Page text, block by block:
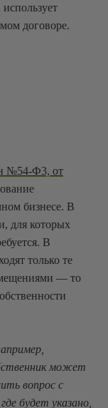
договоре.
№54-Ф3, от
бизнесе. В
для которых
В
только те
— то
может
вопрос с
будет указано,